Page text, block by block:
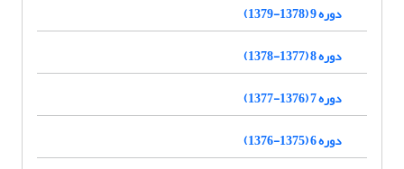
دوره 9 (1378-1379)
دوره 8 (1377-1378)
دوره 7 (1376-1377)
دوره 6 (1375-1376)